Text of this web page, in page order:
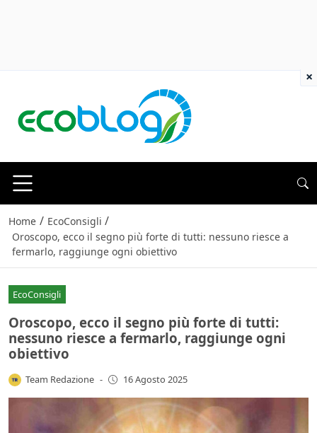
Home / EcoConsigli /
Oroscopo, ecco il segno più forte di tutti: nessuno riesce a
fermarlo, raggiunge ogni obiettivo
EcoConsigli
Oroscopo, ecco il segno più forte di tutti:
nessuno riesce a fermarlo, raggiunge ogni
obiettivo
Team Redazione - 16 Agosto 2025
×